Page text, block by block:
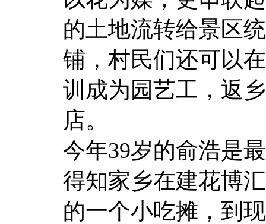
的土地流转给景区
铺，村民们还可以
训成为园艺工，返
店。
今年39岁的俞浩是
得知家乡在建花博
的一个小吃摊，到